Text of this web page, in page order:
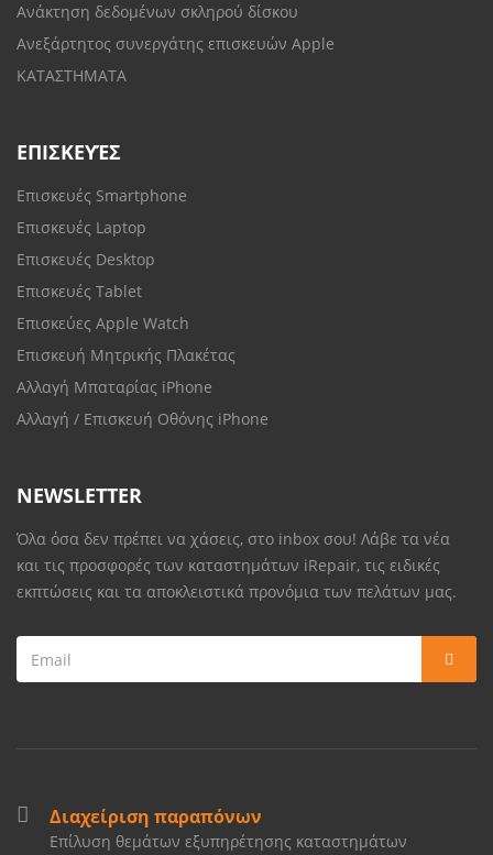
Ανάκτηση δεδομένων σκληρού δίσκου
Ανεξάρτητος συνεργάτης επισκευών Apple
ΚΑΤΑΣΤΗΜΑΤΑ
ΕΠΙΣΚΕΥΈΣ
Επισκευές Smartphone
Επισκευές Laptop
Επισκευές Desktop
Επισκευές Tablet
Επισκεύες Apple Watch
Επισκευή Μητρικής Πλακέτας
Αλλαγή Μπαταρίας iPhone
Αλλαγή / Επισκευή Οθόνης iPhone
NEWSLETTER
Όλα όσα δεν πρέπει να χάσεις, στο inbox σου! Λάβε τα νέα
και τις προσφορές των καταστημάτων iRepair, τις ειδικές
εκπτώσεις και τα αποκλειστικά προνόμια των πελάτων μας.
Διαχείριση παραπόνων
Επίλυση θεμάτων εξυπηρέτησης καταστημάτων